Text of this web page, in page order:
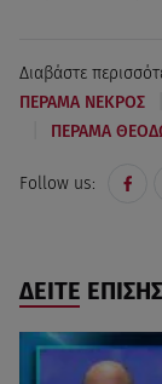
Διαβάστε
ΠΕΡΑΜΑ ΝΕΚΡΟΣ
ΠΕΡΑΜΑ
Follow us:
ΔΕΙΤΕ ΕΠΙΣΗΣ